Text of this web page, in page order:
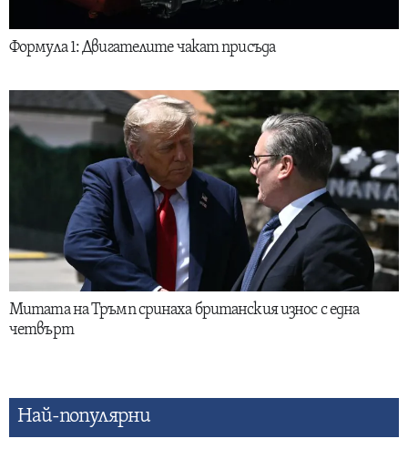
Формула 1: Двигателите чакат присъда
Митата на Тръмп сринаха британския износ с една
четвърт
Най-популярни